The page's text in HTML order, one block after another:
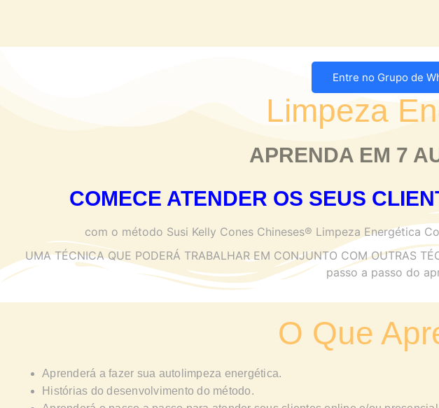
Entre no Grupo de
Limpeza
APRENDA EM 7
COMECE ATENDER OS SEUS
com o método Susi Kelly Cones Chineses® Limpeza Energética
UMA TÉCNICA QUE PODERÁ TRABALHAR EM CONJUNTO COM OUTRAS
passo a passo do
O Que
Aprenderá a fazer sua autolimpeza energética.
Histórias do desenvolvimento do método.